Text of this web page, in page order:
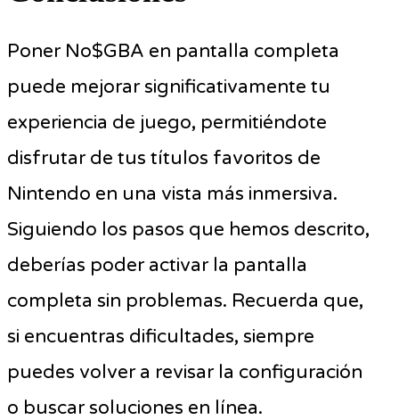
Poner No$GBA en pantalla completa
puede mejorar significativamente tu
experiencia de juego, permitiéndote
disfrutar de tus títulos favoritos de
Nintendo en una vista más inmersiva.
Siguiendo los pasos que hemos descrito,
deberías poder activar la pantalla
completa sin problemas. Recuerda que,
si encuentras dificultades, siempre
puedes volver a revisar la configuración
o buscar soluciones en línea.